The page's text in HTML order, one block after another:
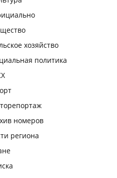
хозяйство
политика
номеров
региона